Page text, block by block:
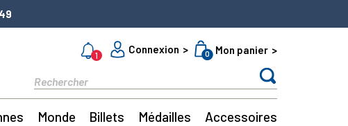
1
Connexion 0 Mon panier
Monde Billets Médailles Accessoires